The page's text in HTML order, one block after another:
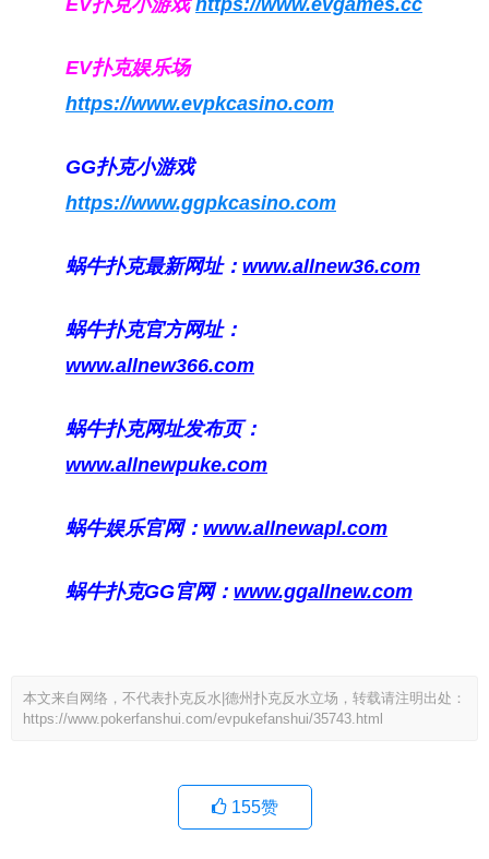
EV扑克小游戏https://www.evgames.cc
EV扑克娱乐场
https://www.evpkcasino.com
GG扑克小游戏
https://www.ggpkcasino.com
蜗牛扑克最新网址： www.allnew36.com
蜗牛扑克官方网址：
www.allnew366.com
蜗牛扑克网址发布页：
www.allnewpuke.com
蜗牛娱乐官网： www.allnewapl.com
蜗牛扑克GG官网： www.ggallnew.com
本文来自网络，不代表扑克反水|德州扑克反水立场，转载请注明出处：
https://www.pokerfanshui.com/evpukefanshui/35743.html
155赞